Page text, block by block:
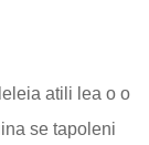
atili lea o o
se tapoleni